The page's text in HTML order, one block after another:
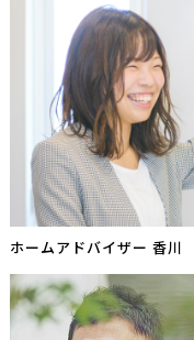
ホームアドバイザー 香川